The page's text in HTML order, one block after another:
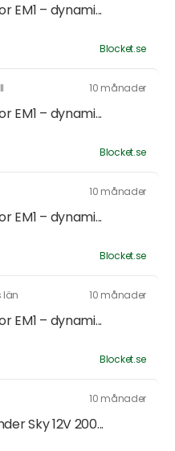
EM1 – dynami...
Blocket.se
10 månader
EM1 – dynami...
Blocket.se
10 månader
EM1 – dynami...
Blocket.se
län 10 månader
EM1 – dynami...
Blocket.se
10 månader
Sky 12V 200...